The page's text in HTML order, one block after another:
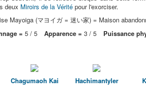
deux Miroirs de la Vérité pour l'exorciser.
Mayoiga (マヨイガ = 迷い家) = Maison
= 5 / 5 Apparence = 3 / 5 Puissance
Chagumaoh Kai Hachimantyler